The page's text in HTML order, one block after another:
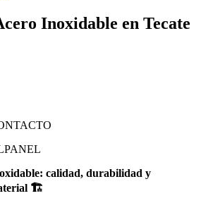
Inoxidable en Tecate
calidad, durabilidad y
🏗️